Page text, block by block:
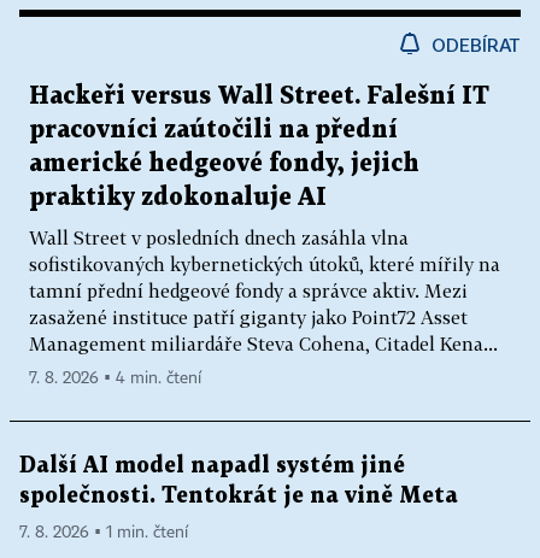
ODEBÍRAT
Hackeři versus Wall Street. Falešní IT
pracovníci zaútočili na přední
americké hedgeové fondy, jejich
praktiky zdokonaluje AI
Wall Street v posledních dnech zasáhla vlna
sofistikovaných kybernetických útoků, které mířily na
tamní přední hedgeové fondy a správce aktiv. Mezi
zasažené instituce patří giganty jako Point72 Asset
Management miliardáře Steva Cohena, Citadel Kena...
7. 8. 2026 ▪ 4 min. čtení
Další AI model napadl systém jiné
společnosti. Tentokrát je na vině Meta
7. 8. 2026 ▪ 1 min. čtení